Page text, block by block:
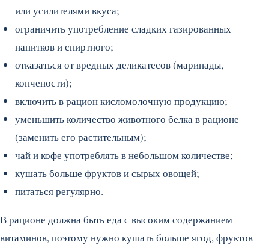
или усилителями вкуса;
ограничить употребление сладких газированных
напитков и спиртного;
отказаться от вредных деликатесов (маринады,
копчености);
включить в рацион кисломолочную продукцию;
уменьшить количество животного белка в рационе
(заменить его растительным);
чай и кофе употреблять в небольшом количестве;
кушать больше фруктов и сырых овощей;
питаться регулярно.
В рационе должна быть еда с высоким содержанием
витаминов, поэтому нужно кушать больше ягод, фруктов